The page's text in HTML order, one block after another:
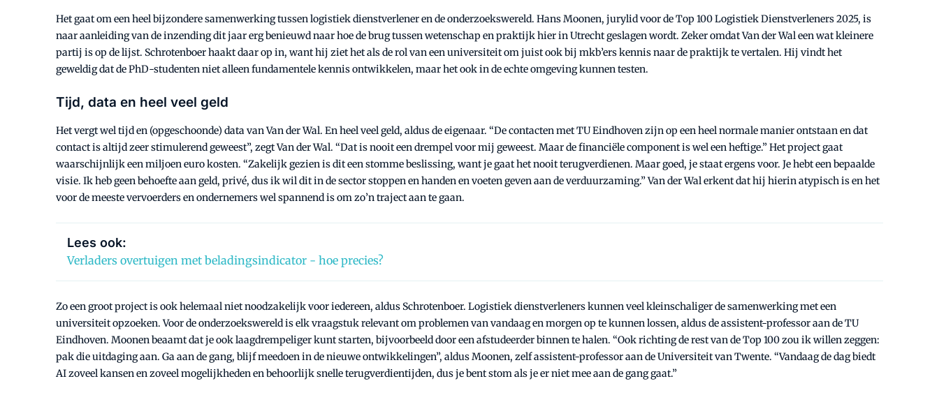
Het gaat om een heel bijzondere samenwerking tussen logistiek dienstverlener en de onderzoekswereld. Hans Moonen, jurylid voor de Top 100 Logistiek Dienstverleners 2025, is
naar aanleiding van de inzending dit jaar erg benieuwd naar hoe de brug tussen wetenschap en praktijk hier in Utrecht geslagen wordt. Zeker omdat Van der Wal een wat kleinere
partij is op de lijst. Schrotenboer haakt daar op in, want hij ziet het als de rol van een universiteit om juist ook bij mkb’ers kennis naar de praktijk te vertalen. Hij vindt het
geweldig dat de PhD-studenten niet alleen fundamentele kennis ontwikkelen, maar het ook in de echte omgeving kunnen testen.
Tijd, data en heel veel geld
Het vergt wel tijd en (opgeschoonde) data van Van der Wal. En heel veel geld, aldus de eigenaar. “De contacten met TU Eindhoven zijn op een heel normale manier ontstaan en dat
contact is altijd zeer stimulerend geweest”, zegt Van der Wal. “Dat is nooit een drempel voor mij geweest. Maar de financiële component is wel een heftige.” Het project gaat
waarschijnlijk een miljoen euro kosten. “Zakelijk gezien is dit een stomme beslissing, want je gaat het nooit terugverdienen. Maar goed, je staat ergens voor. Je hebt een bepaalde
visie. Ik heb geen behoefte aan geld, privé, dus ik wil dit in de sector stoppen en handen en voeten geven aan de verduurzaming.” Van der Wal erkent dat hij hierin atypisch is en het
voor de meeste vervoerders en ondernemers wel spannend is om zo’n traject aan te gaan.
Lees ook:
Verladers overtuigen met beladingsindicator - hoe precies?
Zo een groot project is ook helemaal niet noodzakelijk voor iedereen, aldus Schrotenboer. Logistiek dienstverleners kunnen veel kleinschaliger de samenwerking met een
universiteit opzoeken. Voor de onderzoekswereld is elk vraagstuk relevant om problemen van vandaag en morgen op te kunnen lossen, aldus de assistent-professor aan de TU
Eindhoven. Moonen beaamt dat je ook laagdrempeliger kunt starten, bijvoorbeeld door een afstudeerder binnen te halen. “Ook richting de rest van de Top 100 zou ik willen zeggen:
pak die uitdaging aan. Ga aan de gang, blijf meedoen in de nieuwe ontwikkelingen”, aldus Moonen, zelf assistent-professor aan de Universiteit van Twente. “Vandaag de dag biedt
AI zoveel kansen en zoveel mogelijkheden en behoorlijk snelle terugverdientijden, dus je bent stom als je er niet mee aan de gang gaat.”